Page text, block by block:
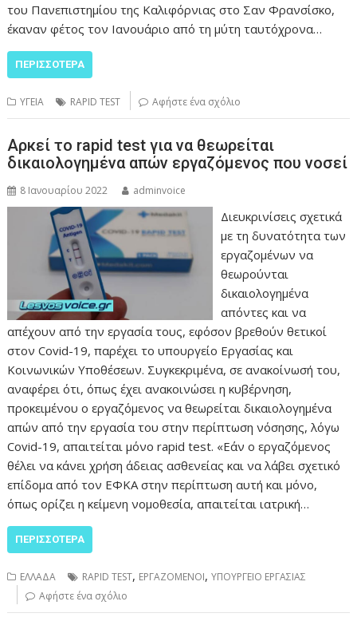
του Πανεπιστημίου της Καλιφόρνιας στο Σαν Φρανσίσκο,
έκαναν φέτος τον Ιανουάριο από τη μύτη ταυτόχρονα…
ΠΕΡΙΣΣΌΤΕΡΑ
ΥΓΕΙΑ RAPID TEST Αφήστε ένα σχόλιο
Αρκεί το rapid test για να θεωρείται
δικαιολογημένα απών εργαζόμενος που νοσεί
8 Ιανουαρίου 2022 adminvoice
Διευκρινίσεις σχετικά
με τη δυνατότητα των
εργαζομένων να
θεωρούνται
δικαιολογημένα
απόντες και να
απέχουν από την εργασία τους, εφόσον βρεθούν θετικοί
στον Covid-19, παρέχει το υπουργείο Εργασίας και
Κοινωνικών Υποθέσεων. Συγκεκριμένα, σε ανακοίνωσή του,
αναφέρει ότι, όπως έχει ανακοινώσει η κυβέρνηση,
προκειμένου ο εργαζόμενος να θεωρείται δικαιολογημένα
απών από την εργασία του στην περίπτωση νόσησης, λόγω
Covid-19, απαιτείται μόνο rapid test. «Εάν ο εργαζόμενος
θέλει να κάνει χρήση άδειας ασθενείας και να λάβει σχετικό
επίδομα από τον ΕΦΚΑ στην περίπτωση αυτή και μόνο,
όπως ορίζει η κείμενη νομοθεσία, απαιτείται ιατρική…
ΠΕΡΙΣΣΌΤΕΡΑ
ΕΛΛΑΔΑ RAPID TEST, ΕΡΓΑΖΟΜΕΝΟΙ,ΥΠΟΥΡΓΕΙΟ ΕΡΓΑΣΙΑΣ
Αφήστε ένα σχόλιο